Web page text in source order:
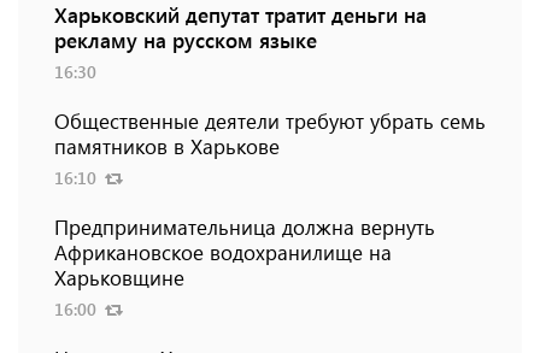
Харьковский депутат тратит деньги на
рекламу на русском языке
16:30
Общественные деятели требуют убрать семь
памятников в Харькове
16:10
Предпринимательница должна вернуть
Африкановское водохранилище на
Харьковщине
16:00